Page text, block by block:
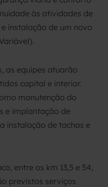
às atividades de
instalação de um novo
as equipes atuarão
capital e interior.
manutenção do
e implantação de
instalação de tachas e
entre os km 13,5 e 54,
previstos serviços